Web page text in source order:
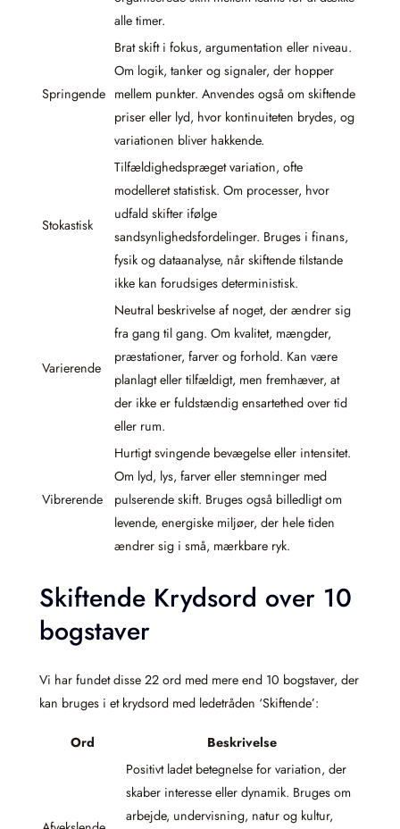
alle timer.
Springende
Brat skift i fokus, argumentation eller niveau.
Om logik, tanker og signaler, der hopper
mellem punkter. Anvendes også om skiftende
priser eller lyd, hvor kontinuiteten brydes, og
variationen bliver hakkende.
Stokastisk
Tilfældighedspræget variation, ofte
modelleret statistisk. Om processer, hvor
udfald skifter ifølge
sandsynlighedsfordelinger. Bruges i finans,
fysik og dataanalyse, når skiftende tilstande
ikke kan forudsiges deterministisk.
Varierende
Neutral beskrivelse af noget, der ændrer sig
fra gang til gang. Om kvalitet, mængder,
præstationer, farver og forhold. Kan være
planlagt eller tilfældigt, men fremhæver, at
der ikke er fuldstændig ensartethed over tid
eller rum.
Vibrerende
Hurtigt svingende bevægelse eller intensitet.
Om lyd, lys, farver eller stemninger med
pulserende skift. Bruges også billedligt om
levende, energiske miljøer, der hele tiden
ændrer sig i små, mærkbare ryk.
Skiftende Krydsord over 10
bogstaver
Vi har fundet disse 22 ord med mere end 10 bogstaver, der
kan bruges i et krydsord med ledetråden ‘Skiftende’:
Ord Beskrivelse
Positivt ladet betegnelse for variation, der
skaber interesse eller dynamik. Bruges om
arbejde, undervisning, natur og kultur,